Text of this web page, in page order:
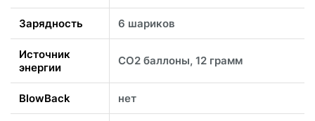
Зарядность 6 шариков
Источник
энергии
CO2 баллоны, 12 грамм
BlowBack нет